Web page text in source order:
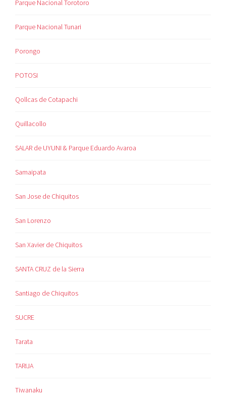
Parque Nacional Torotoro
Parque Nacional Tunari
Porongo
POTOSI
Qollcas de Cotapachi
Quillacollo
SALAR de UYUNI & Parque Eduardo Avaroa
Samaipata
San Jose de Chiquitos
San Lorenzo
San Xavier de Chiquitos
SANTA CRUZ de la Sierra
Santiago de Chiquitos
SUCRE
Tarata
TARIJA
Tiwanaku